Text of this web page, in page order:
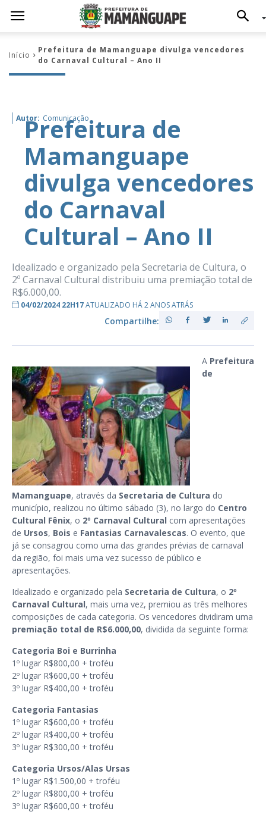
Início
Prefeitura de Mamanguape divulga vencedores
do Carnaval Cultural – Ano II
Autor: Comunicação
Prefeitura de
Mamanguape
divulga vencedores
do Carnaval
Cultural – Ano II
Idealizado e organizado pela Secretaria de Cultura, o
2º Carnaval Cultural distribuiu uma premiação total de
R$6.000,00.
04/02/2024 22H17ATUALIZADO HÁ 2 ANOS ATRÁS
Compartilhe:
A Prefeitura
de
Mamanguape, através da Secretaria de Cultura do
município, realizou no último sábado (3), no largo do Centro
Cultural Fênix, o 2º Carnaval Cultural com apresentações
de Ursos, Bois e Fantasias Carnavalescas. O evento, que
já se consagrou como uma das grandes prévias de carnaval
da região, foi mais uma vez sucesso de público e
apresentações.
Idealizado e organizado pela Secretaria de Cultura, o 2º
Carnaval Cultural, mais uma vez, premiou as três melhores
composições de cada categoria. Os vencedores dividiram uma
premiação total de R$6.000,00, dividida da seguinte forma:
Categoria Boi e Burrinha
1º lugar R$800,00 + troféu
2º lugar R$600,00 + troféu
3º lugar R$400,00 + troféu
Categoria Fantasias
1º lugar R$600,00 + troféu
2º lugar R$400,00 + troféu
3º lugar R$300,00 + troféu
Categoria Ursos/Alas Ursas
1º lugar R$1.500,00 + troféu
2º lugar R$800,00 + troféu
3º lugar R$600,00 + troféu